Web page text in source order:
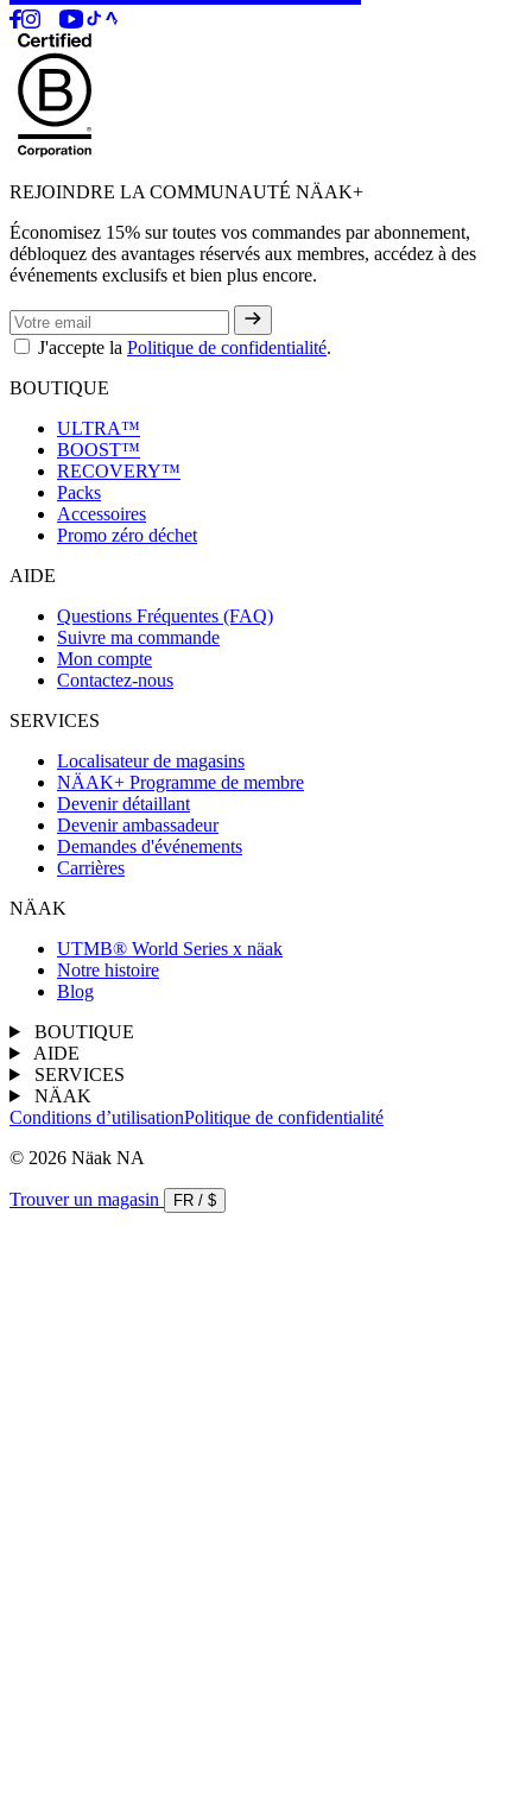
REJOINDRE LA COMMUNAUTÉ NÄAK+
Économisez 15% sur toutes vos commandes par abonnement,
débloquez des avantages réservés aux membres, accédez à des
événements exclusifs et bien plus encore.
J'accepte la Politique de confidentialité.
BOUTIQUE
ULTRA™
BOOST™
RECOVERY™
Packs
Accessoires
Promo zéro déchet
AIDE
Questions Fréquentes (FAQ)
Suivre ma commande
Mon compte
Contactez-nous
SERVICES
Localisateur de magasins
NÄAK+ Programme de membre
Devenir détaillant
Devenir ambassadeur
Demandes d'événements
Carrières
NÄAK
UTMB® World Series x näak
Notre histoire
Blog
BOUTIQUE
AIDE
SERVICES
NÄAK
Conditions d’utilisationPolitique de confidentialité
© 2026 Näak NA
Trouver un magasin FR / $